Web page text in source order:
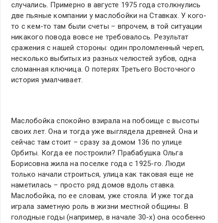
случались. Примерно в августе 1975 года столкнулись
две пьяные компании у маслобойки на Ставках. У кого-
то с кем-то там были счеты – впрочем, в той ситуации
никакого повода вовсе не требовалось. Результат
сражения с нашей стороны: один проломленный череп,
несколько выбитых из разных челюстей зубов, одна
сломанная ключица. О потерях Третьего Восточного
история умалчивает.
Маслобойка спокойно взирала на побоище с высоты
своих лет. Она и тогда уже выглядела древней. Она и
сейчас там стоит – сразу за домом 136 по улице
Орбиты. Когда ее построили? Прабабушка Ольга
Борисовна жила на поселке года с 1925-го. Люди
только начали строиться, улица как таковая еще не
наметилась – просто ряд домов вдоль ставка.
Маслобойка, по ее словам, уже стояла. И уже тогда
играла заметную роль в жизни местной общины. В
голодные годы (например, в начале 30-х) она особенно